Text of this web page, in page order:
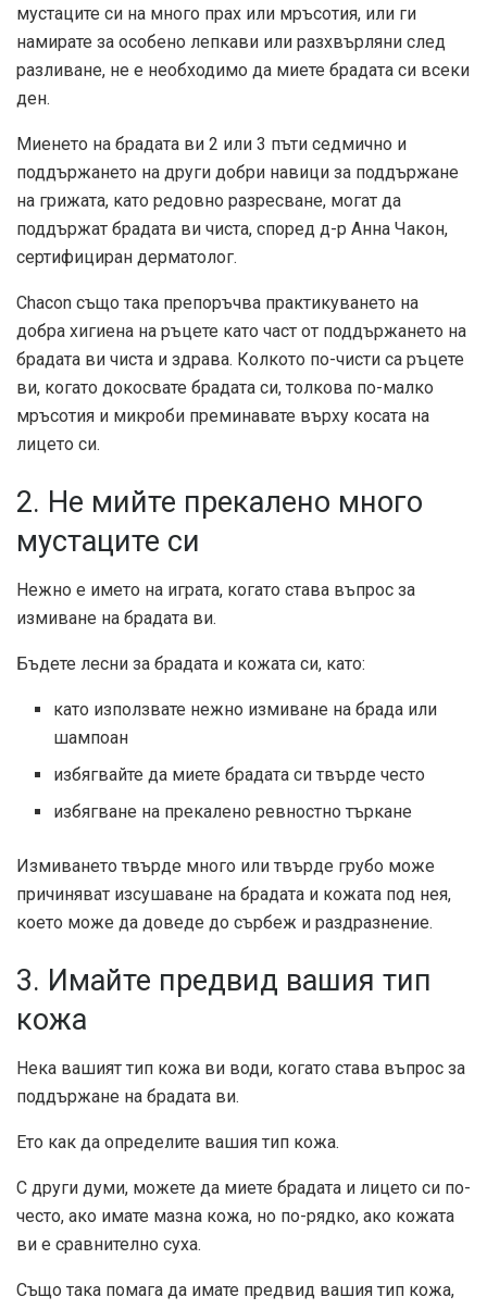
мустаците си на много прах или мръсотия, или ги
намирате за особено лепкави или разхвърляни след
разливане, не е необходимо да миете брадата си всеки
ден.
Миенето на брадата ви 2 или 3 пъти седмично и
поддържането на други добри навици за поддържане
на грижата, като редовно разресване, могат да
поддържат брадата ви чиста, според д-р Анна Чакон,
сертифициран дерматолог.
Chacon също така препоръчва практикуването на
добра хигиена на ръцете като част от поддържането на
брадата ви чиста и здрава. Колкото по-чисти са ръцете
ви, когато докосвате брадата си, толкова по-малко
мръсотия и микроби преминавате върху косата на
лицето си.
2. Не мийте прекалено много
мустаците си
Нежно е името на играта, когато става въпрос за
измиване на брадата ви.
Бъдете лесни за брадата и кожата си, като:
като използвате нежно измиване на брада или
шампоан
избягвайте да миете брадата си твърде често
избягване на прекалено ревностно търкане
Измиването твърде много или твърде грубо може
причиняват изсушаване на брадата и кожата под нея,
което може да доведе до сърбеж и раздразнение.
3. Имайте предвид вашия тип
кожа
Нека вашият тип кожа ви води, когато става въпрос за
поддържане на брадата ви.
Ето как да определите вашия тип кожа.
С други думи, можете да миете брадата и лицето си по-
често, ако имате мазна кожа, но по-рядко, ако кожата
ви е сравнително суха.
Също така помага да имате предвид вашия тип кожа,